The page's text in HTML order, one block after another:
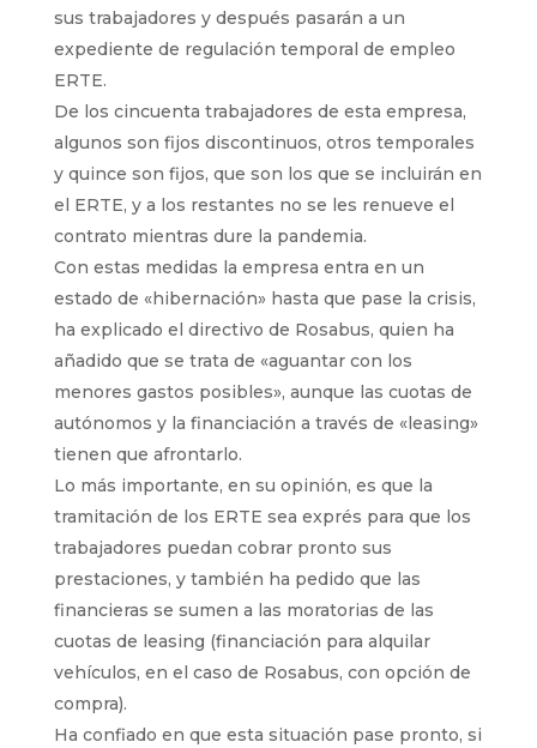
sus trabajadores y después pasarán a un
expediente de regulación temporal de empleo
ERTE.
De los cincuenta trabajadores de esta empresa,
algunos son fijos discontinuos, otros temporales
y quince son fijos, que son los que se incluirán en
el ERTE, y a los restantes no se les renueve el
contrato mientras dure la pandemia.
Con estas medidas la empresa entra en un
estado de «hibernación» hasta que pase la crisis,
ha explicado el directivo de Rosabus, quien ha
añadido que se trata de «aguantar con los
menores gastos posibles», aunque las cuotas de
autónomos y la financiación a través de «leasing»
tienen que afrontarlo.
Lo más importante, en su opinión, es que la
tramitación de los ERTE sea exprés para que los
trabajadores puedan cobrar pronto sus
prestaciones, y también ha pedido que las
financieras se sumen a las moratorias de las
cuotas de leasing (financiación para alquilar
vehículos, en el caso de Rosabus, con opción de
compra).
Ha confiado en que esta situación pase pronto, si